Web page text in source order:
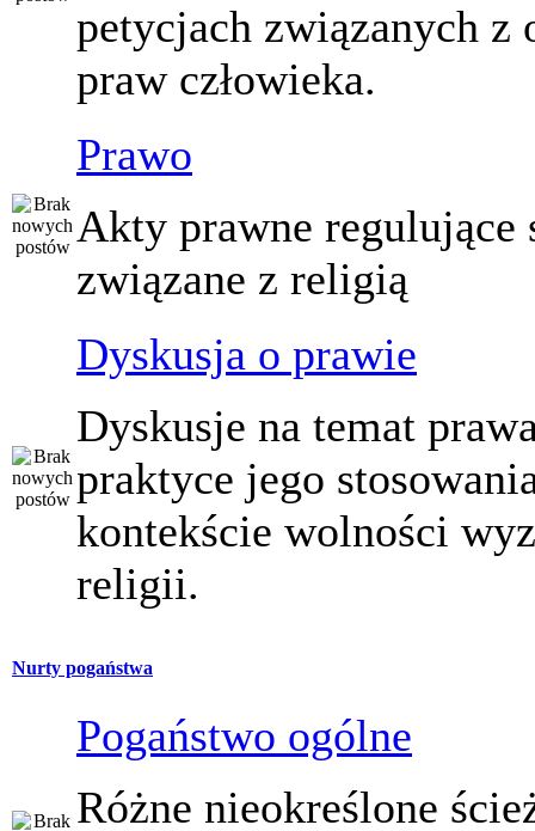
petycjach związanych z
praw człowieka.
Prawo
Akty prawne regulujące
związane z religią
Dyskusja o prawie
Dyskusje na temat
praktyce jego
kontekście wolności
religii.
Nurty pogaństwa
Pogaństwo ogólne
Różne nieokreślone